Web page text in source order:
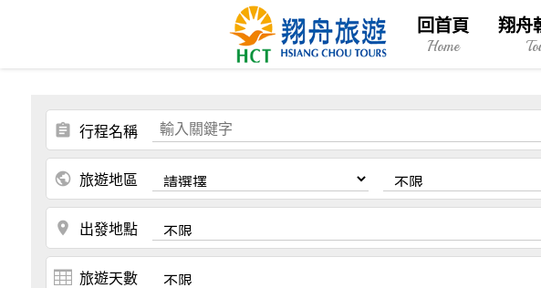
回首頁
Home
翔舟
assignment 行程名稱
public 旅遊地區
place 出發地點
旅遊天數